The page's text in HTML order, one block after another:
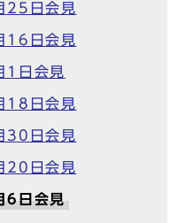
25日会見
16日会見
1日会見
18日会見
30日会見
20日会見
6日会見